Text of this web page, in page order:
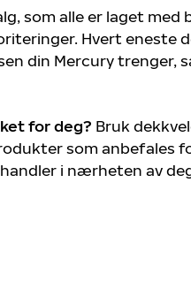
som alle er laget
Hvert eneste
din Mercury trenger,
for deg? Bruk
som anbefales
i nærheten av